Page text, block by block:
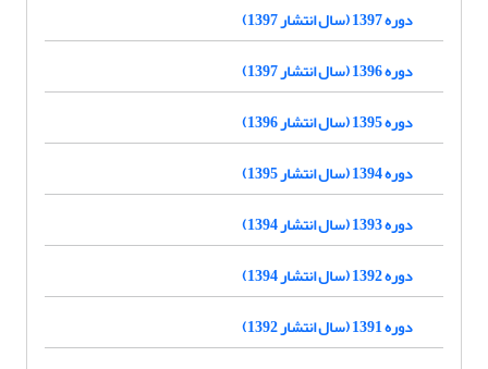
دوره 1397 (سال انتشار 1397)
دوره 1396 (سال انتشار 1397)
دوره 1395 (سال انتشار 1396)
دوره 1394 (سال انتشار 1395)
دوره 1393 (سال انتشار 1394)
دوره 1392 (سال انتشار 1394)
دوره 1391 (سال انتشار 1392)